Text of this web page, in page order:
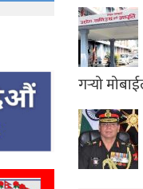
गर्‍यो